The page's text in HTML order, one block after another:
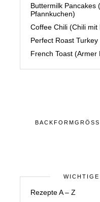
Buttermilk Pancakes
Pfannkuchen)
Coffee Chili (Chili mit
Perfect Roast
French Toast (Armer
Rezepte A – Z